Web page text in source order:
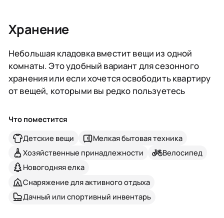
Хранение
Небольшая кладовка вместит вещи из одной
комнаты. Это удобный вариант для сезонного
хранения или если хочется освободить квартиру
от вещей, которыми вы редко пользуетесь
Что поместится
Детские вещи
Мелкая бытовая техника
Хозяйственные принадлежности
Велосипед
Новогодняя елка
Снаряжение для активного отдыха
Дачный или спортивный инвентарь